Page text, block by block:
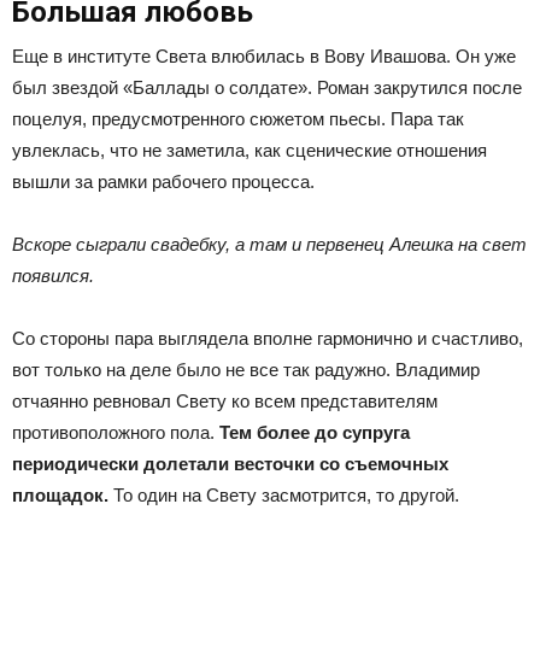
Большая любовь
Еще в институте Света влюбилась в Вову Ивашова. Он уже
был звездой «Баллады о солдате». Роман закрутился после
поцелуя, предусмотренного сюжетом пьесы. Пара так
увлеклась, что не заметила, как сценические отношения
вышли за рамки рабочего процесса.
Вскоре сыграли свадебку, а там и первенец Алешка на свет
появился.
Со стороны пара выглядела вполне гармонично и счастливо,
вот только на деле было не все так радужно. Владимир
отчаянно ревновал Свету ко всем представителям
противоположного пола. Тем более до супруга
периодически долетали весточки со съемочных
площадок. То один на Свету засмотрится, то другой.